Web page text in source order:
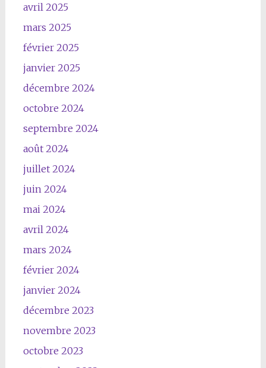
avril 2025
mars 2025
février 2025
janvier 2025
décembre 2024
octobre 2024
septembre 2024
août 2024
juillet 2024
juin 2024
mai 2024
avril 2024
mars 2024
février 2024
janvier 2024
décembre 2023
novembre 2023
octobre 2023